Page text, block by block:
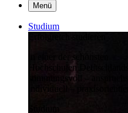
Menü
Studium
in einer der schönsten
Hochschulen Deutschlands:
stimmungsvoll –
individuell – praxisorientiert